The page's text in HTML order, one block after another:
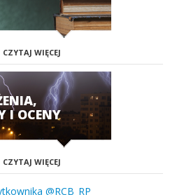
CZYTAJ WIĘCEJ
I OCENY
CZYTAJ WIĘCEJ
@RCB_RP